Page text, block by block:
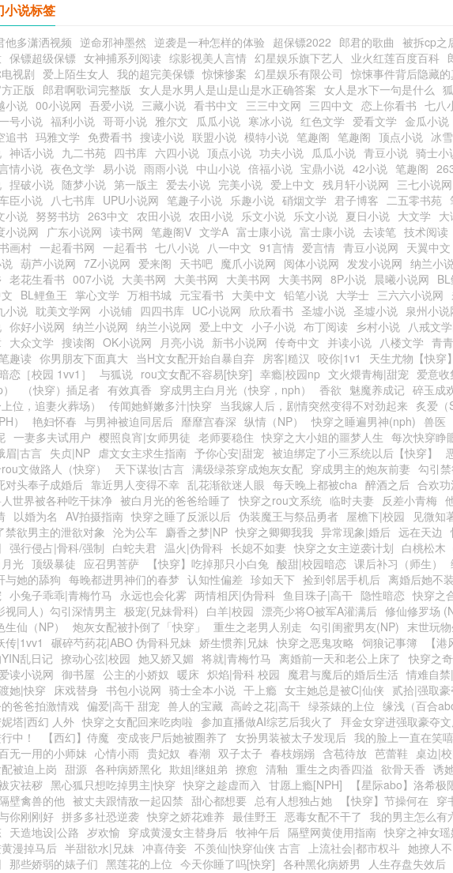
小说标签
他多潇洒视频 逆命邪神墨然 逆袭是一种怎样的体验 超保镖2022 郎君的歌曲 被拆cp之
保镖超级保镖 女神捕系列阅读 综影视美人言情 幻星娱乐旗下艺人 业火红莲百度百科
视剧 爱上陌生女人 我的超完美保镖 惊悚惨案 幻星娱乐有限公司 惊悚事件背后隐藏的
正版
郎君啊歌词完整版 女人是水男人是山是山是水正确答案 女人是水下一句是什么
小说 00小说网 吾爱小说 三藏小说 看书中文 三三中文网 三四中文 恋上你看书 七八
号小说 福利小说 哥哥小说 雅尔文 瓜瓜小说 寒冰小说 红色文学 爱看文学 金瓜小说
追书 玛雅文学 免费看书 搜读小说 联盟小说 模特小说 笔趣阁 笔趣阁 顶点小说 冰
神话小说 九二书苑 四书库 六四小说 顶点小说 功夫小说 瓜瓜小说 青豆小说 骑士小
情小说 夜色文学 易小说 雨雨小说 中山小说 倍福小说 宝鼎小说 42小说 笔趣阁
捏破小说 随梦小说 第一版主 爱去小说 完美小说 爱上中文 残月轩小说网 三七小说网
臣小说 八七书库 UPU小说网 笔趣子小说 乐趣小说 硝烟文学 君子博客 二五零书苑
小说 努努书坊 263中文 农田小说 农田小说 乐文小说 乐文小说 夏日小说 大文学 大
小说网 广东小说网 读书网 笔趣阁V 文学A 富士康小说 富士康小说 去读笔 技术阅读
画村 一起看书网 一起看书 七八小说 八一中文 91言情 爱言情 青豆小说网 天翼中文
葫芦小说网 7Z小说网 爱来阁 天书吧 魔爪小说网 阅体小说网 发发小说网 纳兰小
老花生看书 007小说 大美书网 大美书网 大美书网 大美书网 8P小说 晨曦小说网 BL
BL鲤鱼王 掌心文学 万相书城 元宝看书 大美中文 铅笔小说 大学士 三六六小说网
小说 耽美文学网 小说铺 四四书库 UC小说网 欣欣看书 圣墟小说 圣墟小说 泉州小说
你好小说网 纳兰小说网 纳兰小说网 爱上中文 小子小说 布丁阅读 乡村小说 八戒文
大众文学 搜读阁 OK小说网 月亮小说 新书小说网 传奇中文 并读小说 八楼文学 青
趣读 你男朋友下面真大 当H文女配开始自暴自弃 房客|糙汉 咬你|1v1 天生尤物【快穿】
暗恋［校园 1vv1］ 与狐说 rou文女配不容易[快穿] 幸瘾|校园np 文火煨青梅|甜宠 爱意收
（快穿）插足者 有效真香 穿成男主白月光（快穿，nph） 香欲 魅魔养成记 碎玉成
位，追妻火葬场）
传闻她鲜嫩多汁|快穿 当我嫁人后，剧情突然变得不对劲起来 炙爱（
）
艳妇怀春 与男神被迫同居后 靡靡宫春深 纵情（NP） 快穿之睡遍男神(nph) 兽医
一妻多夫试用户 樱照良宵|女师男徒 老师要稳住 快穿之大小姐的噩梦人生 每次快穿睁
眉|古言 失贞|NP 虐文女主求生指南 予你心安|甜宠 被迫绑定了小三系统以后【快穿】
文做路人（快穿）
天下谋妆|古言 满级绿茶穿成炮灰女配 穿成男主的炮灰前妻 勾引
对头奉子成婚后 靠近男人变得不幸 乱花渐欲迷人眼 每天晚上都被cha 醉酒之后 合欢
世界被各种吃干抹净 被白月光的爸爸给睡了 快穿之rou文系统 临时夫妻 反差小青梅
以婚为名 AV拍摄指南 快穿之睡了反派以后 伪装魔王与祭品勇者 屋檐下|校园 见微知
禁欲男主的泄欲对象
沦为公车 麝香之梦|NP 快穿之卿卿我我 异常现象|婚后 远在天边
强行侵占|骨科/强制 白蛇夫君 温火|伪骨科 长媳不如妻 快穿之女主逆袭计划 白桃松木
光 顶级暴徒 应召男菩萨 【快穿】吃掉那只小白兔 酸甜|校园暗恋 课后补习（师生）
与她的舔狗 每晚都进男神们的春梦 认知性偏差 珍如天下 捡到邻居手机后 离婚后她不
小兔子乖乖|青梅竹马 永远也会化雾 两情相厌|伪骨科 鱼目珠子|高干 隐性暗恋 快穿之
视同人）勾引深情男主 极宠(兄妹骨科) 白羊|校园 漂亮少将O被军A灌满后 修仙修罗场
生仙（NP）
炮灰女配被扑倒了「快穿」 重生之老男人别走 勾引闺蜜男友(NP) 末世玩
传|1vv1
碾碎芍药花|ABO 伪骨科兄妹 娇生惯养|兄妹 快穿之恶鬼攻略 饲狼记事簿 【
乱日记 撩动心弦|校园 她又娇又媚 将就|青梅竹马 离婚前一天和老公上床了 快穿之
读小说网 御书屋 公主的小娇奴 暖床 炽焰|骨科 校园 魔君与魔后的婚后生活 情难自
她|快穿 床戏替身 书包小说网 骑士全本小说 干上瘾 女主她总是被C|仙侠 贰拾|强取豪
爸爸拍激情戏 偏爱|高干 甜宠 兽人的宝藏 高岭之花|高干 绿茶婊的上位 缘浅（百合
塔|西幻 人外 快穿之女配回来吃肉啦 参加直播做AI综艺后我火了 拜金女穿进强取豪夺
中！
【西幻】侍魔 变成丧尸后她被圈养了 女扮男装被太子发现后 我的脸上一直在笑
无一用的小师妹 心情小雨 贵妃奴 春潮 双子太子 春枝嫋嫋 含苞待放 芭蕾鞋 桌边|
被迫上岗 甜源 各种病娇黑化 欺姐|继姐弟 撩愈 清釉 重生之肉香四溢 欲骨天香 诱
灾祛秽 黑心狐只想吃掉男主|快穿 快穿之趁虚而入 甘愿上瘾[NPH] 【星际abo】洛希极
隔壁禽兽的他 被丈夫跟情敌一起囚禁 甜心都想要 总有人想独占她 【快穿】节操何在 穿
你刚刚好 拼多多社恐逆袭 快穿之娇花难养 最佳野王 恶毒女配不干了 我的男主怎么有
天造地设|公路 岁欢愉 穿成黄漫女主替身后 牧神午后 隔壁网黄使用指南 快穿之神女瑶
漫掉马后 半甜欲水|兄妹 冲喜侍妾 不羡仙|快穿仙侠 古言 上流社会|都市权斗 她撩人
那些娇弱的婊子们 黑莲花的上位 今天你睡了吗[快穿] 各种黑化病娇男 人生存盘失效后